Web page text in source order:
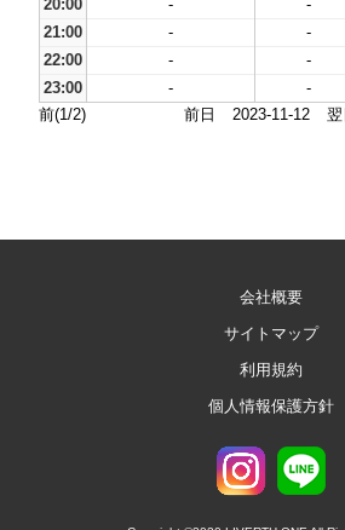
20:00
- -
21:00
- -
22:00
- -
23:00
- -
前(1/2)
前日 2023-11-12 翌
会社概要
サイトマップ
利用規約
個人情報保護方針